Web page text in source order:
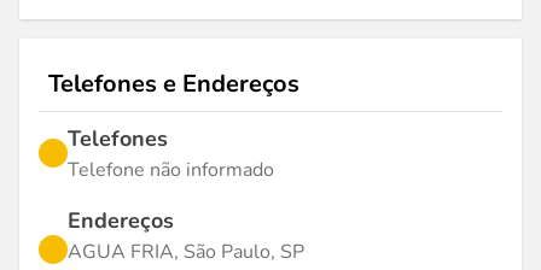
Telefones e Endereços
Telefones
Telefone não informado
Endereços
AGUA FRIA, São Paulo, SP